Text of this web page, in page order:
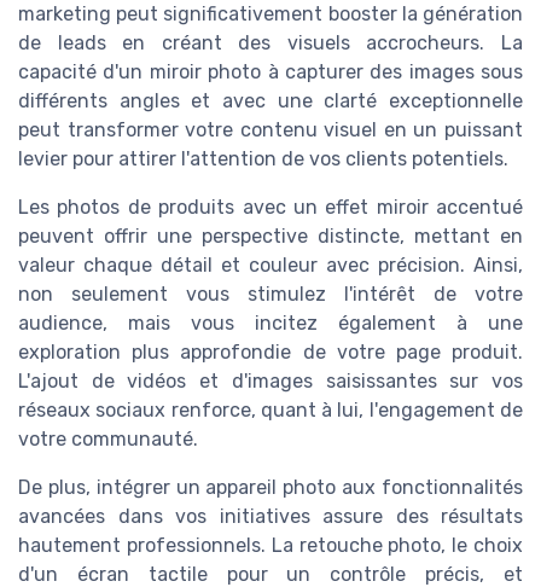
marketing peut significativement booster la génération
de leads en créant des visuels accrocheurs. La
capacité d'un miroir photo à capturer des images sous
différents angles et avec une clarté exceptionnelle
peut transformer votre contenu visuel en un puissant
levier pour attirer l'attention de vos clients potentiels.
Les photos de produits avec un effet miroir accentué
peuvent offrir une perspective distincte, mettant en
valeur chaque détail et couleur avec précision. Ainsi,
non seulement vous stimulez l'intérêt de votre
audience, mais vous incitez également à une
exploration plus approfondie de votre page produit.
L'ajout de vidéos et d'images saisissantes sur vos
réseaux sociaux renforce, quant à lui, l'engagement de
votre communauté.
De plus, intégrer un appareil photo aux fonctionnalités
avancées dans vos initiatives assure des résultats
hautement professionnels. La retouche photo, le choix
d'un écran tactile pour un contrôle précis, et